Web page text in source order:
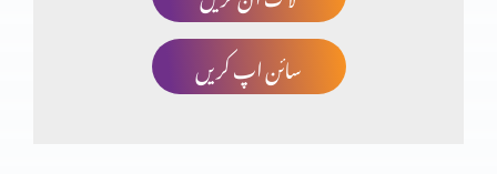
صلیب پر کفارہ
سائن اپ کریں